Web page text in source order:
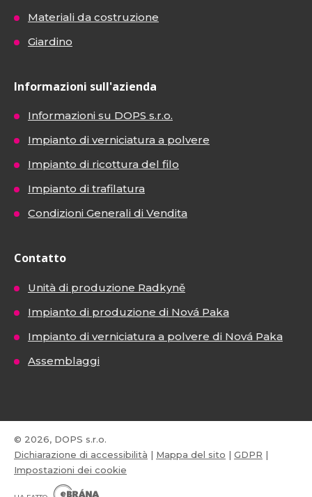
Materiali da costruzione
Giardino
Informazioni sull'azienda
Informazioni su DOPS s.r.o.
Impianto di verniciatura a polvere
Impianto di ricottura del filo
Impianto di trafilatura
Condizioni Generali di Vendita
Contatto
Unità di produzione Radkyně
Impianto di produzione di Nová Paka
Impianto di verniciatura a polvere di Nová Paka
Assemblaggi
© 2026, DOPS s.r.o.
Dichiarazione di accessibilità | Mappa del sito | GDPR |
Impostazioni dei cookie